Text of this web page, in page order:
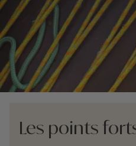
Les points